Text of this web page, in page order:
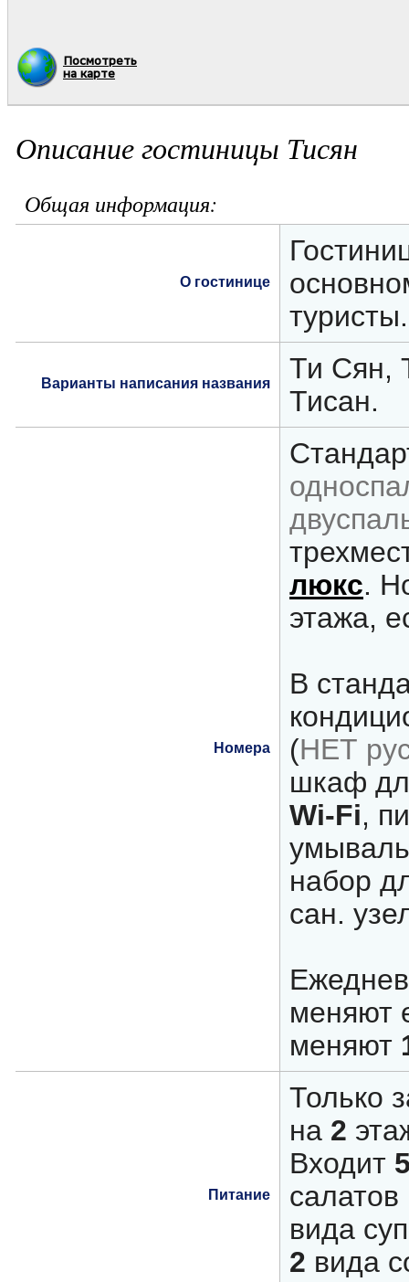
Посмотреть
на карте
Описание гостиницы Тисян
Общая информация:
О гостинице
туристы.
Варианты написания названия
Ти Сян,
Тисан.
Номера
люкс.
этажа,
В
(НЕТ
шкаф
Wi-Fi,
набор
сан.
меняют
меняют
Питание
Только
на 2
Входит
салатов
вида
2 вида